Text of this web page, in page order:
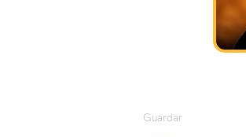
Guardar